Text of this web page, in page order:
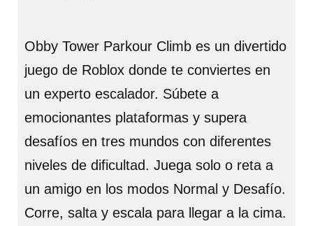
Obby Tower Parkour Climb es un divertido
juego de Roblox donde te conviertes en
un experto escalador. Súbete a
emocionantes plataformas y supera
desafíos en tres mundos con diferentes
niveles de dificultad. Juega solo o reta a
un amigo en los modos Normal y Desafío.
Corre, salta y escala para llegar a la cima.